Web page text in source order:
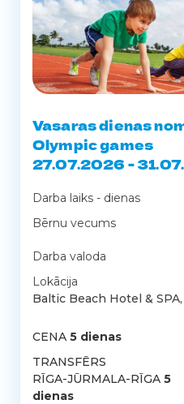
Vasaras dienas
Olympic games
27.07.2026 -
Darba laiks - dienas
Bērnu vecums
Darba valoda
Lokācija
Baltic Beach Hotel &
CENA 5 dienas
TRANSFĒRS
RĪGA-JŪRMALA-RĪGA 5
dienas